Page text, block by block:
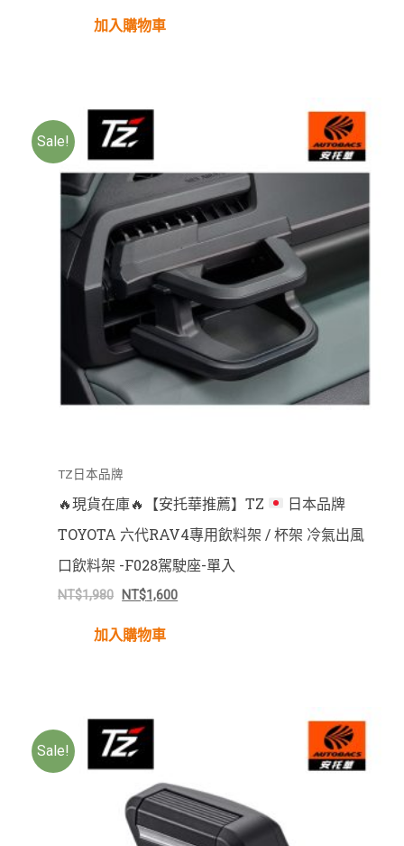
加入購物車
Sale!
TZ日本品牌
🔥現貨在庫🔥 【安托華推薦】TZ
日本品牌
TOYOTA 六代RAV4專用飲料架 / 杯架 冷氣出風
口飲料架 -F028駕駛座-單入
NT$1,980 NT$1,600
加入購物車
Sale!